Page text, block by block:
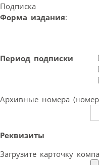
Подписка
Форма издания:
Период подписки
Архивные номера
Реквизиты
Загрузите карточку